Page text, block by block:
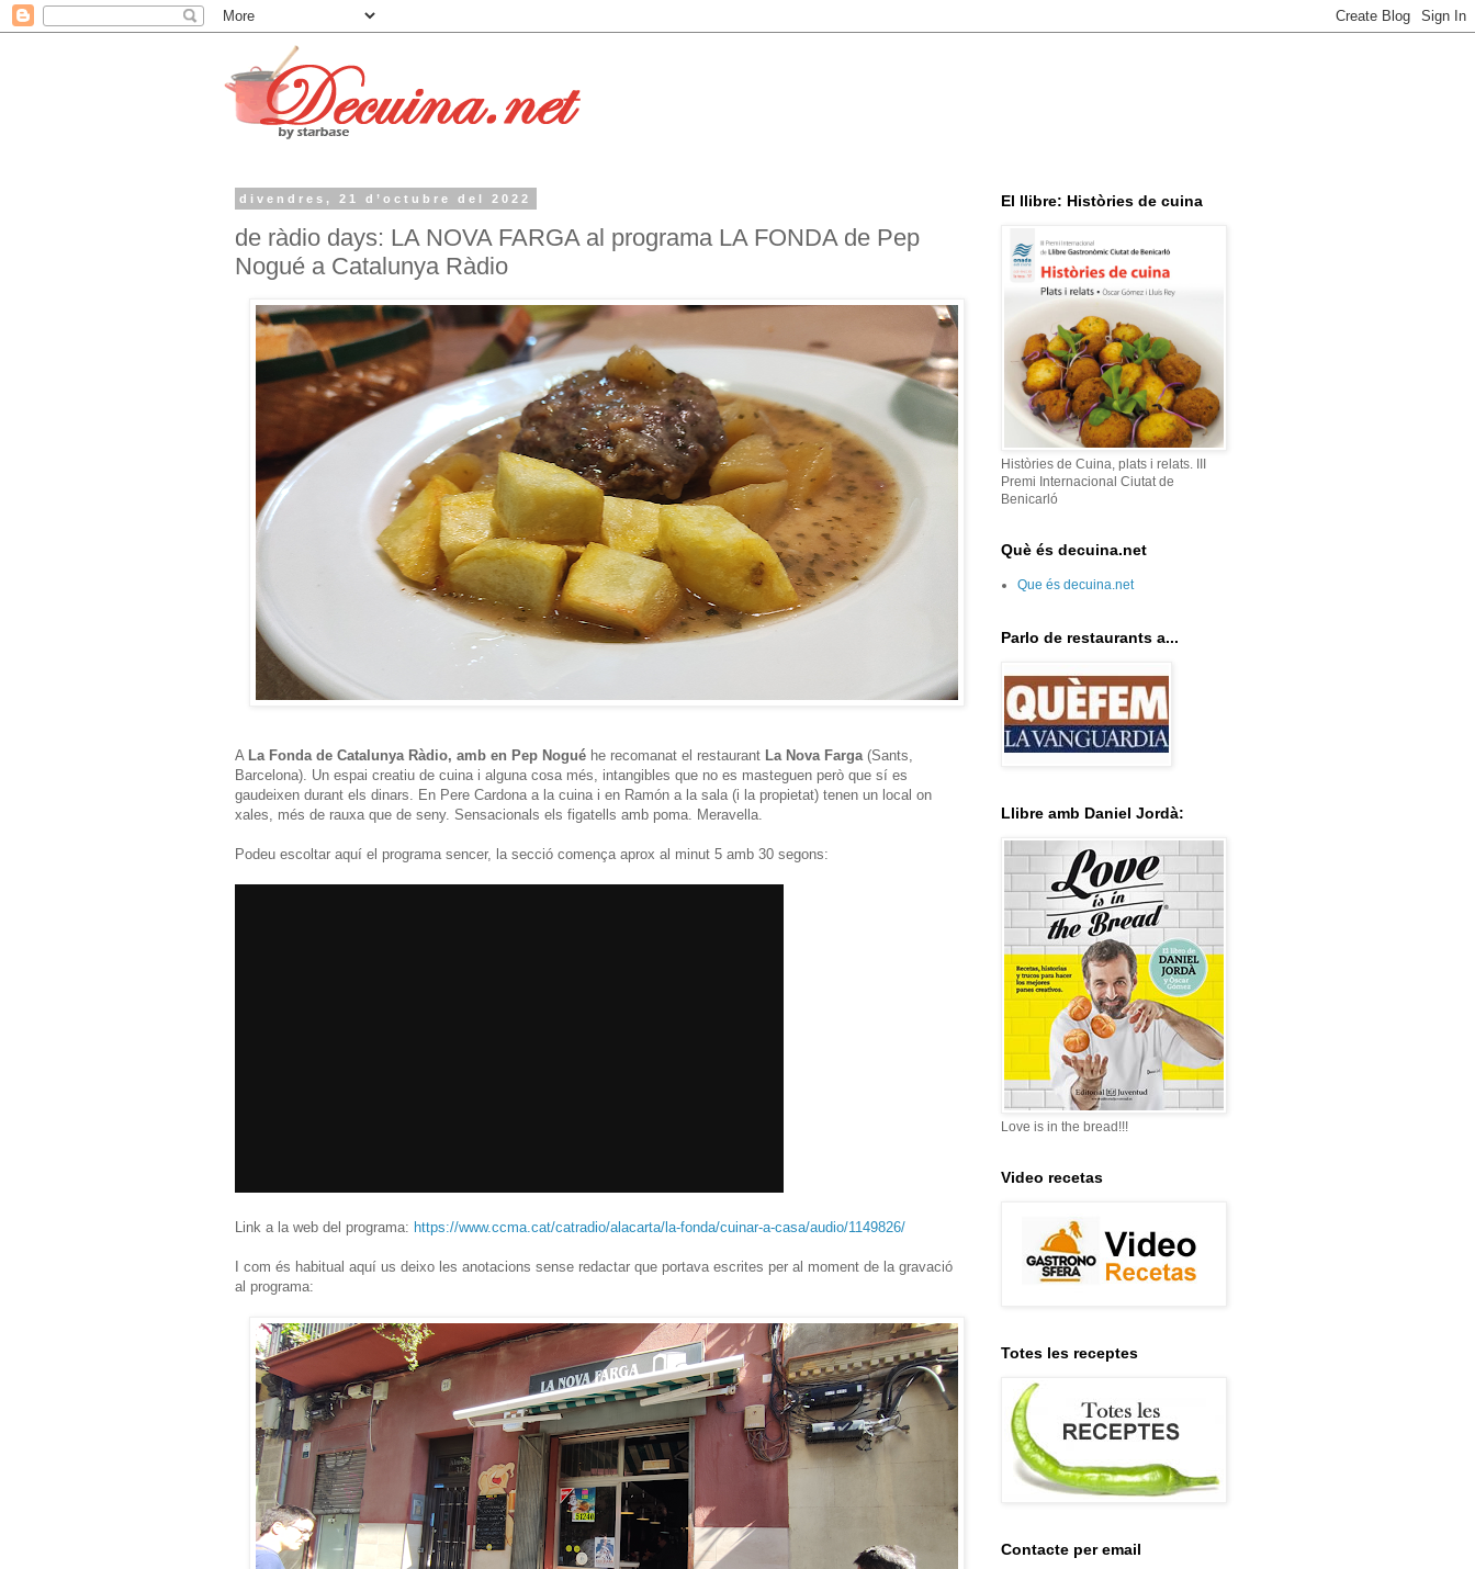
divendres, 21 d’octubre del 2022
de ràdio days: LA NOVA FARGA al programa LA FONDA de Pep
Nogué a Catalunya Ràdio
A La Fonda de Catalunya Ràdio, amb en Pep Nogué he recomanat el restaurant La Nova Farga (Sants,
Barcelona). Un espai creatiu de cuina i alguna cosa més, intangibles que no es masteguen però que sí es
gaudeixen durant els dinars. En Pere Cardona a la cuina i en Ramón a la sala (i la propietat) tenen un local on
xales, més de rauxa que de seny. Sensacionals els figatells amb poma. Meravella.
Podeu escoltar aquí el programa sencer, la secció comença aprox al minut 5 amb 30 segons:
Link a la web del programa: https://www.ccma.cat/catradio/alacarta/la-fonda/cuinar-a-casa/audio/1149826/
I com és habitual aquí us deixo les anotacions sense redactar que portava escrites per al moment de la gravació
al programa:
El llibre: Històries de cuina
Històries de Cuina, plats i relats. III
Premi Internacional Ciutat de
Benicarló
Què és decuina.net
Que és decuina.net
Parlo de restaurants a...
Llibre amb Daniel Jordà:
Love is in the bread!!!
Video recetas
Totes les receptes
Contacte per email